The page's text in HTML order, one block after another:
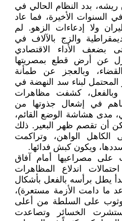
بدد النظام الحالي في
السنوات الأخيرة، فما عاد
ولا إدعاءات الزهو. لم
والزج بالآلاف في
بضعف الأداء الاقتصادي
عن أرض قطع بمصريتها
وبالعجز عن طمأنة
لبناء سد النهضة في
وبالفعل، كشفت مظاهرات
في إشعال جذوتها من
مدى هشاشة الوضع القائم،
أن تقصم ظهر البعير. ذلك
الواهن، وتراكمت
ويكون كبش فدائها.
على مصراعيها أمام آفاق
اندلاع المظاهرات
يطل برأسه بالفعل بأشكال
ما دامت الأزمة مستعرة)،
على السلطة من أعلى
الخسائر وتصاعدت